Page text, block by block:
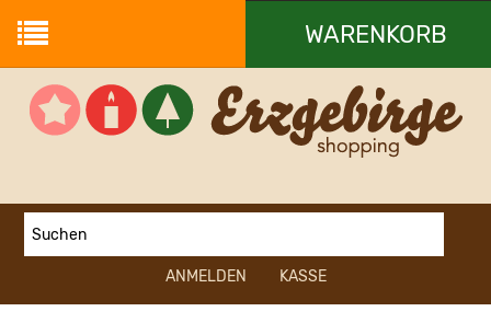
WARENKORB
Ihr Warenkorb ist leer.
ANMELDEN KASSE